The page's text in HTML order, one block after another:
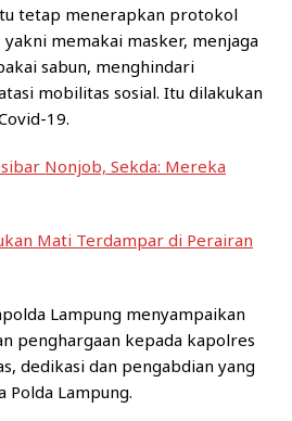
tetap menerapkan protokol
memakai masker, menjaga
sabun, menghindari
mobilitas sosial. Itu dilakukan
19.
Nonjob, Sekda: Mereka
Mati Terdampar di Perairan
Lampung menyampaikan
penghargaan kepada kapolres
dedikasi dan pengabdian yang
Lampung.